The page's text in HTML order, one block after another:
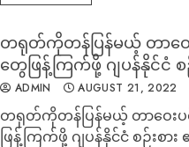
တရုတ်ကိုတန်ပြန်မယ့် တာဝေ
တွေဖြန့်ကြက်ဖို့ ဂျပန်နိုင်ငံ စ
ADMIN AUGUST 21, 2022
တရုတ်ကိုတန်ပြန်မယ့် တာဝေး
ဖြန့်ကြက်ဖို့ ဂျပန်နိုင်ငံ စဉ်းစာ